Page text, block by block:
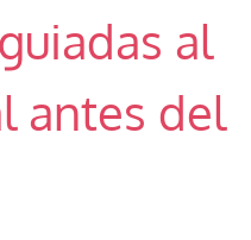
al
antes del